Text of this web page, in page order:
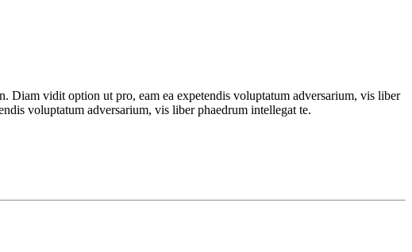
vidit option ut pro, eam ea expetendis voluptatum adversarium, vis liber
voluptatum adversarium, vis liber phaedrum intellegat te.